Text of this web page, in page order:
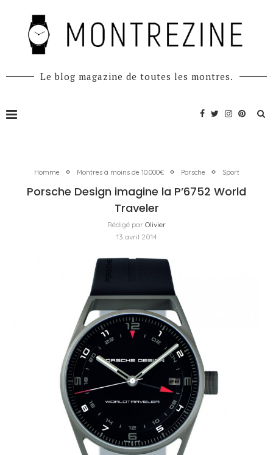
Le blog magazine de toutes les montres.
Homme Montres à moins de 10.000€ Porsche Sport
Porsche Design imagine la P’6752 World
Traveler
Rédigé par Olivier
13 avril 2014